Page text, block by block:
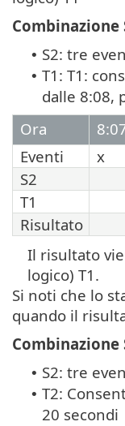
Combinazione
• S2: tre
• T1: T1:
dalle 8:08,
Ora
Eventi
x
S2
T1
Risultato
Il risultato
logico) T1.
Si noti che lo
quando il
Combinazione
• S2: tre
• T2:
20 secondi